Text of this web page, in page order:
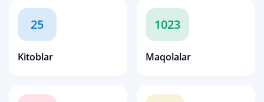
25
Kitoblar
1023
Maqolalar